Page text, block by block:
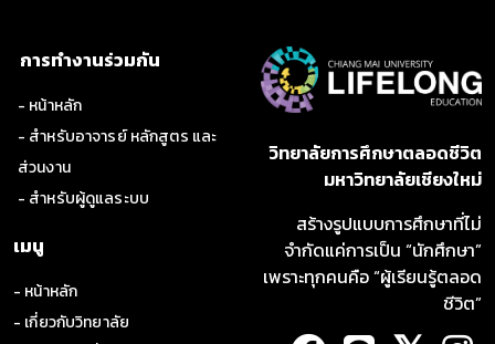
การพัฒนาแนวคิดทางธุรกิจและการนำเสนอ
การทำงานร่วมกัน
- หน้าหลัก
- สำหรับอาจารย์ หลักสูตร และ
ส่วนงาน
- สำหรับผู้ดูแลระบบ
เมนู
- หน้าหลัก
- เกี่ยวกับวิทยาลัย
วิทยาลัยการศึกษาตลอดชีวิต
มหาวิทยาลัยเชียงใหม่
สร้างรูปแบบการศึกษาที่ไม่
จำกัดแค่การเป็น “นักศึกษา”
เพราะทุกคนคือ “ผู้เรียนรู้ตลอด
ชีวิต”